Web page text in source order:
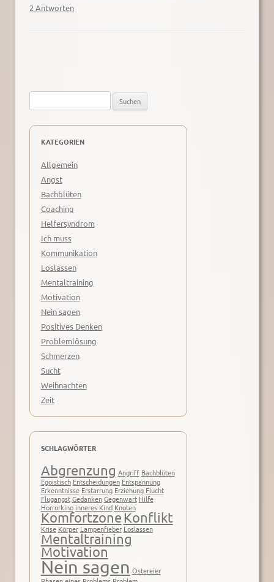
2 Antworten
nach:
KATEGORIEN
Allgemein
Angst
Bachblüten
Coaching
Helfersyndrom
Ich muss
Kommunikation
Loslassen
Mentaltraining
Motivation
Nein sagen
Positives Denken
Problemlösung
Schmerzen
Sucht
Weihnachten
Zeit
SCHLAGWÖRTER
Abgrenzung Angriff Bachblüten
Egoistisch Entscheidungen Entspannung
Erkenntnisse Erstarrung Erziehung Flucht
Flugangst Gedanken Gegenwart Hilfe
Horrorkino inneres Kind Knoten
KomfortzoneKonflikt
Krise Körper Lampenfieber Loslassen
Mentaltraining
Motivation
Nein sagen Ostereier